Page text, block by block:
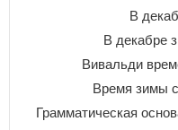
В
В декабре
Вивальди
Время зимы
Грамматическая